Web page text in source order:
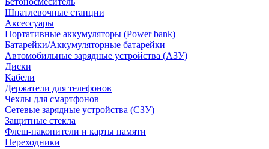
Шпатлевочные станции
Аксессуары
Портативные аккумуляторы (Power bank)
Батарейки/Аккумуляторные батарейки
Автомобильные зарядные устройства (АЗУ)
Диски
Кабели
Держатели для телефонов
Чехлы для смартфонов
Сетевые зарядные устройства (СЗУ)
Защитные стекла
Флеш-накопители и карты памяти
Переходники